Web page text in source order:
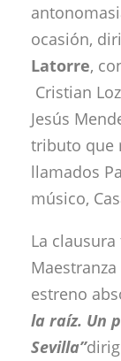
ocasión,
Latorre,
Cristian
Jesús
tributo que
llamados
músico,
La
estreno
la raíz. Un
Sevilla”